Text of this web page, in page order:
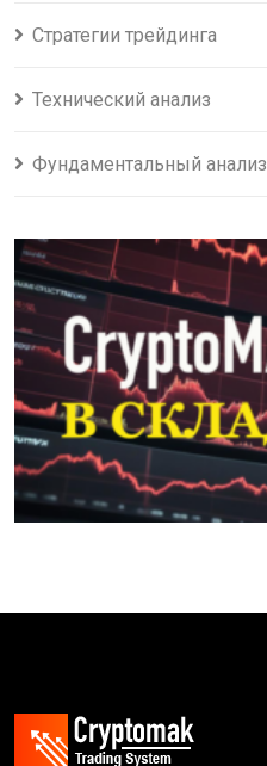
Стратегии трейдинга
Технический анализ
Фундаментальный анализ